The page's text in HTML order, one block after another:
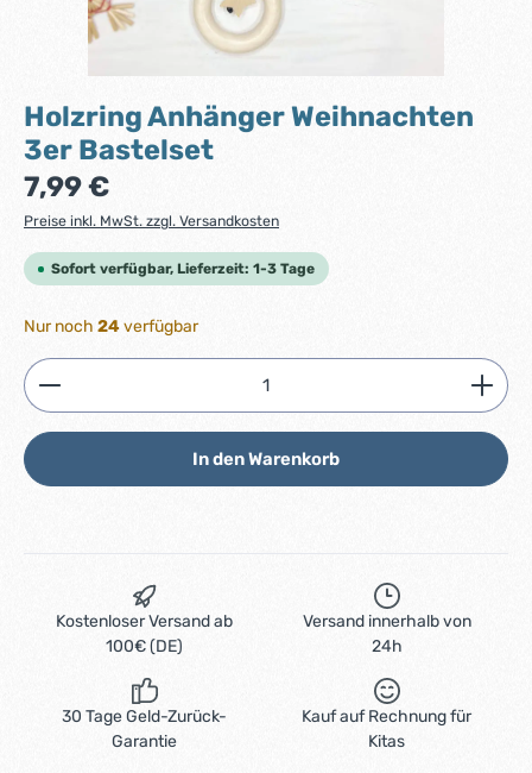
Holzring Anhänger Weihnachten
3er Bastelset
Regulärer Preis:
7,99 €
Preise inkl. MwSt. zzgl. Versandkosten
Sofort verfügbar, Lieferzeit: 1-3 Tage
Nur noch 24verfügbar
Produkt Anzahl: Gib den gewünschten Wert ein
In den Warenkorb
Kostenloser Versand ab
100€ (DE)
Versand innerhalb von
24h
30 Tage Geld-Zurück-
Garantie
Kauf auf Rechnung für
Kitas